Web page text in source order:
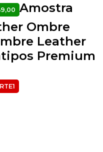
Amostra
Ombre
Leather
Premium